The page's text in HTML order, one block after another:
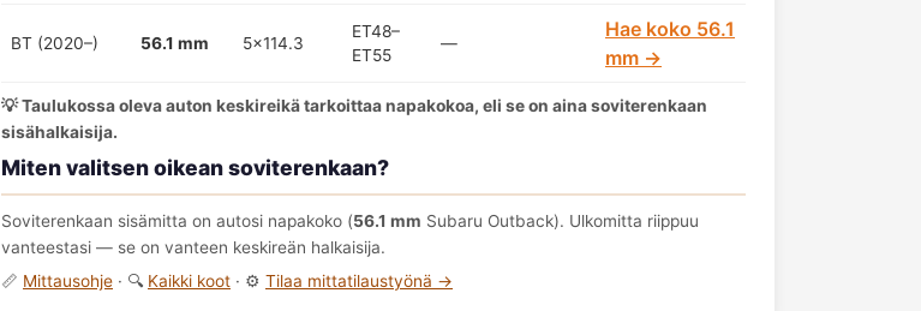
BT (2020–) 56.1 mm 5x114.3
ET48–
ET55
—
Hae koko 56.1
mm →
💡 Taulukossa oleva auton keskireikä tarkoittaa napakokoa, eli se on aina soviterenkaan
sisähalkaisija.
Miten valitsen oikean soviterenkaan?
Soviterenkaan sisämitta on autosi napakoko (56.1 mm Subaru Outback). Ulkomitta riippuu
vanteestasi — se on vanteen keskireän halkaisija.
📏 Mittausohje · 🔍 Kaikki koot · ⚙️ Tilaa mittatilaustyönä →